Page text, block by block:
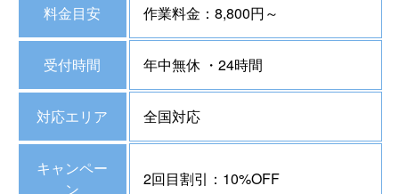
料金目安 作業料金：8,800円～
受付時間 年中無休 ・24時間
対応エリア 全国対応
キャンペー
ン
2回目割引：10%OFF